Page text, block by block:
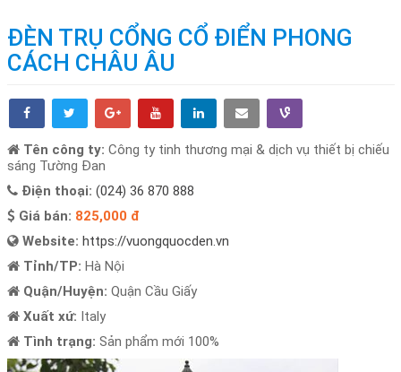
ĐÈN TRỤ CỔNG CỔ ĐIỂN PHONG
CÁCH CHÂU ÂU
Tên công ty: Công ty tinh thương mại & dịch vụ thiết bị chiếu
sáng Tường Đan
Điện thoại: (024) 36 870 888
Giá bán: 825,000 đ
Website: https://vuongquocden.vn
Tỉnh/TP: Hà Nội
Quận/Huyện: Quận Cầu Giấy
Xuất xứ: Italy
Tình trạng: Sản phẩm mới 100%